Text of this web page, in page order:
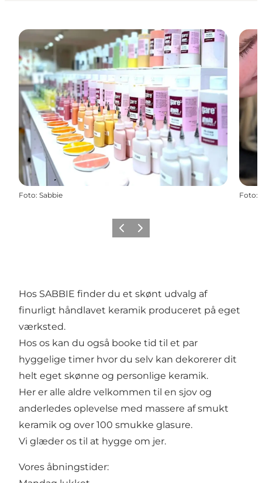
Foto: Sabbie Foto:
ForrigeNæste
Hos SABBIE finder du et skønt udvalg af
finurligt håndlavet keramik produceret på eget
værksted.
Hos os kan du også booke tid til et par
hyggelige timer hvor du selv kan dekorerer dit
helt eget skønne og personlige keramik.
Her er alle aldre velkommen til en sjov og
anderledes oplevelse med massere af smukt
keramik og over 100 smukke glasure.
Vi glæder os til at hygge om jer.
Vores åbningstider: